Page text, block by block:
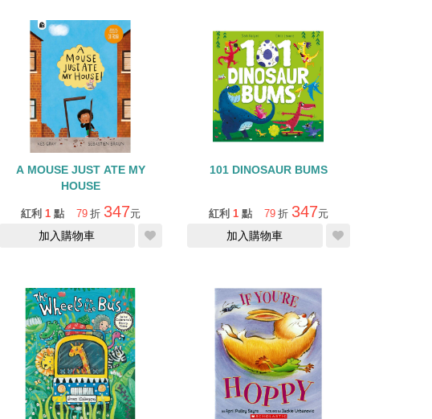
A MOUSE JUST ATE MY
HOUSE
紅利 1 點 79 折 347元
加入購物車
101 DINOSAUR BUMS
紅利 1 點 79 折 347元
加入購物車